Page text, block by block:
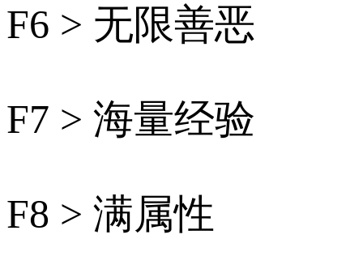
F6 > 无限善恶
F7 > 海量经验
F8 > 满属性